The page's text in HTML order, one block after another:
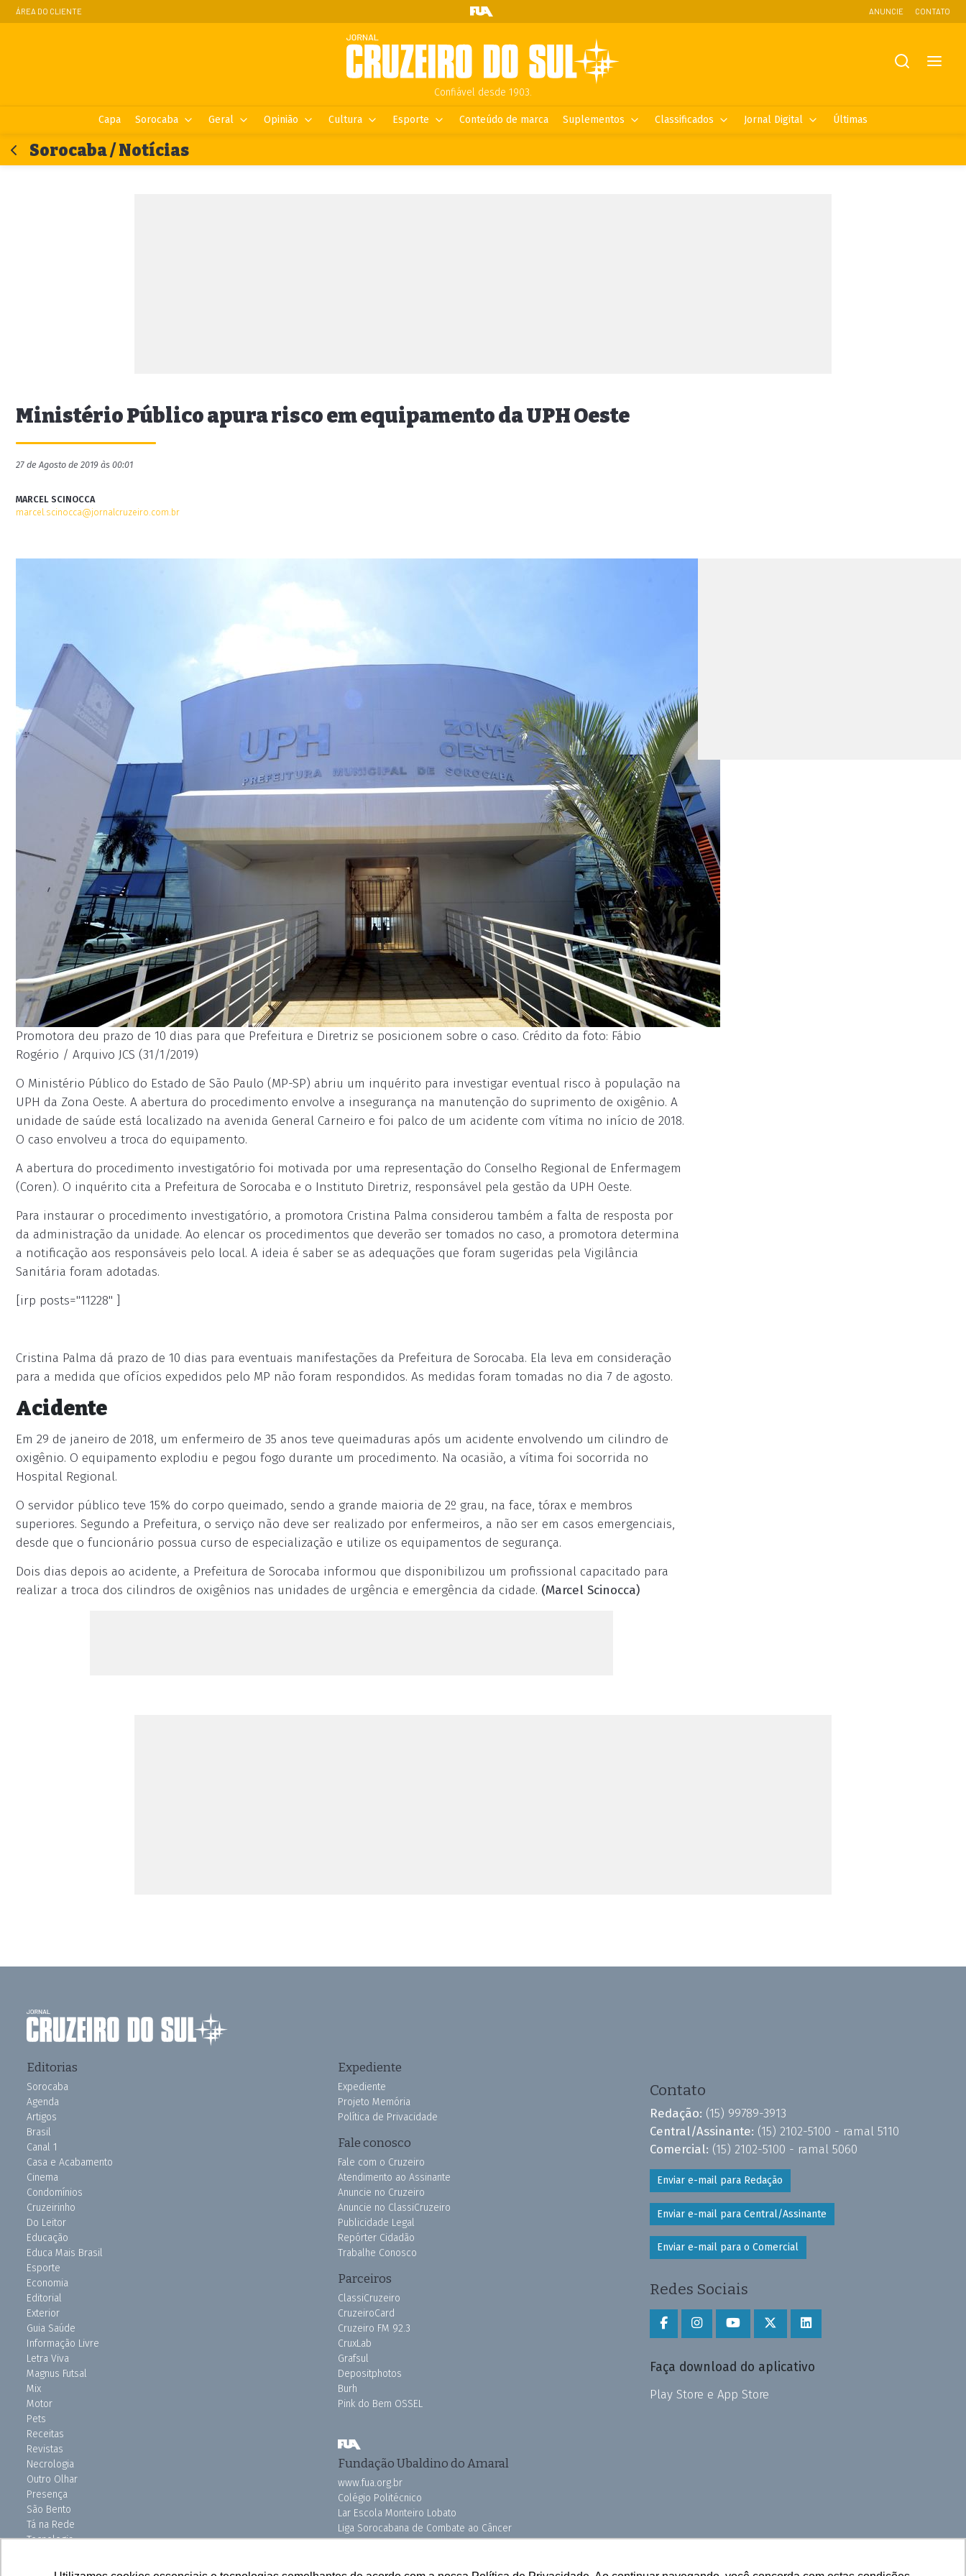
ÁREA DO CLIENTE ANUNCIE CONTATO
Confiável desde 1903.
Capa Sorocaba Geral Opinião Cultura Esporte Conteúdo de marca Suplementos Classificados Jornal Digital Últimas
Sorocaba / Notícias
Ministério Público apura risco em equipamento da UPH Oeste
27 de Agosto de 2019 às 00:01
MARCEL SCINOCCA
marcel.scinocca@jornalcruzeiro.com.br
Promotora deu prazo de 10 dias para que Prefeitura e Diretriz se posicionem sobre o caso. Crédito da foto: Fábio
Rogério / Arquivo JCS (31/1/2019)
O Ministério Público do Estado de São Paulo (MP-SP) abriu um inquérito para investigar eventual risco à população na
UPH da Zona Oeste. A abertura do procedimento envolve a insegurança na manutenção do suprimento de oxigênio. A
unidade de saúde está localizado na avenida General Carneiro e foi palco de um acidente com vítima no início de 2018.
O caso envolveu a troca do equipamento.
A abertura do procedimento investigatório foi motivada por uma representação do Conselho Regional de Enfermagem
(Coren). O inquérito cita a Prefeitura de Sorocaba e o Instituto Diretriz, responsável pela gestão da UPH Oeste.
Para instaurar o procedimento investigatório, a promotora Cristina Palma considerou também a falta de resposta por
da administração da unidade. Ao elencar os procedimentos que deverão ser tomados no caso, a promotora determina
a notificação aos responsáveis pelo local. A ideia é saber se as adequações que foram sugeridas pela Vigilância
Sanitária foram adotadas.
[irp posts="11228" ]
Cristina Palma dá prazo de 10 dias para eventuais manifestações da Prefeitura de Sorocaba. Ela leva em consideração
para a medida que ofícios expedidos pelo MP não foram respondidos. As medidas foram tomadas no dia 7 de agosto.
Acidente
Em 29 de janeiro de 2018, um enfermeiro de 35 anos teve queimaduras após um acidente envolvendo um cilindro de
oxigênio. O equipamento explodiu e pegou fogo durante um procedimento. Na ocasião, a vítima foi socorrida no
Hospital Regional.
O servidor público teve 15% do corpo queimado, sendo a grande maioria de 2º grau, na face, tórax e membros
superiores. Segundo a Prefeitura, o serviço não deve ser realizado por enfermeiros, a não ser em casos emergenciais,
desde que o funcionário possua curso de especialização e utilize os equipamentos de segurança.
Dois dias depois ao acidente, a Prefeitura de Sorocaba informou que disponibilizou um profissional capacitado para
realizar a troca dos cilindros de oxigênios nas unidades de urgência e emergência da cidade. (Marcel Scinocca)
Editorias
Sorocaba
Agenda
Artigos
Brasil
Canal 1
Casa e Acabamento
Cinema
Condomínios
Cruzeirinho
Do Leitor
Educação
Educa Mais Brasil
Esporte
Economia
Editorial
Exterior
Guia Saúde
Informação Livre
Letra Viva
Magnus Futsal
Mix
Motor
Pets
Receitas
Revistas
Necrologia
Outro Olhar
Presença
São Bento
Tá na Rede
Tecnologia
Uniso Ciência
Expediente
Expediente
Projeto Memória
Política de Privacidade
Fale conosco
Fale com o Cruzeiro
Atendimento ao Assinante
Anuncie no Cruzeiro
Anuncie no ClassiCruzeiro
Publicidade Legal
Repórter Cidadão
Trabalhe Conosco
Parceiros
ClassiCruzeiro
CruzeiroCard
Cruzeiro FM 92.3
CruxLab
Grafsul
Depositphotos
Burh
Pink do Bem OSSEL
Fundação Ubaldino do Amaral
www.fua.org.br
Colégio Politécnico
Lar Escola Monteiro Lobato
Liga Sorocabana de Combate ao Câncer
Vila dos Velhinhos
Contato
Redação: (15) 99789-3913
Central/Assinante: (15) 2102-5100 - ramal 5110
Comercial: (15) 2102-5100 - ramal 5060
Enviar e-mail para Redação
Enviar e-mail para Central/Assinante
Enviar e-mail para o Comercial
Redes Sociais
Faça download do aplicativo
Play Store e App Store